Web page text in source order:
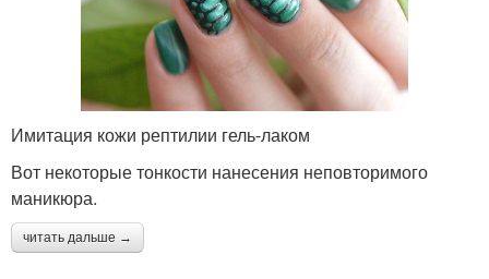
Имитация кожи рептилии гель-лаком
Вот некоторые тонкости нанесения неповторимого
маникюра.
читать дальше →